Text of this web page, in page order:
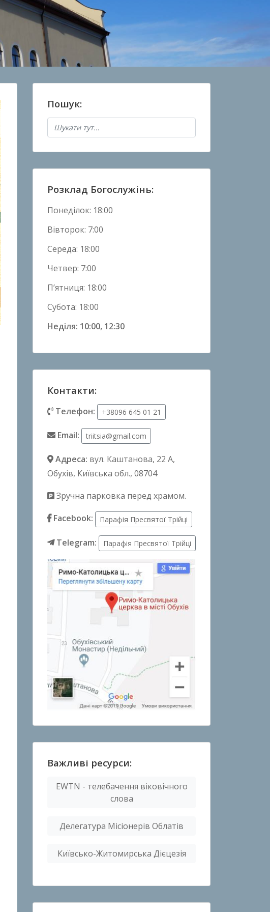
Пошук:
Розклад Богослужінь:
Понеділок: 18:00
Вівторок: 7:00
Середа: 18:00
Четвер: 7:00
П’ятниця: 18:00
Субота: 18:00
Неділя: 10:00, 12:30
Контакти:
Телефон: +38096 645 01 21
Email: triitsia@gmail.com
Адреса: вул. Каштанова, 22 А,
Обухів, Київська обл., 08704
Зручна парковка перед храмом.
Facebook:
Парафія Пресвятої Трійці
Telegram: Парафія Пресвятої Трійці
Важливі ресурси:
EWTN - телебачення віковічного
слова
Делегатура Місіонерів Облатів
Київсько-Житомирська Дієцезія